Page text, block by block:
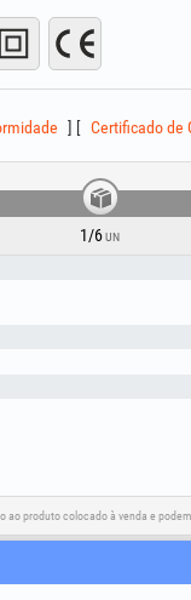
graças ao colar Easy
e elevada
impede o rearranque
na posição "On".
de metal.
e 6 meses pentruCertificado de
1/6UN
produto colocado à venda e
úteis